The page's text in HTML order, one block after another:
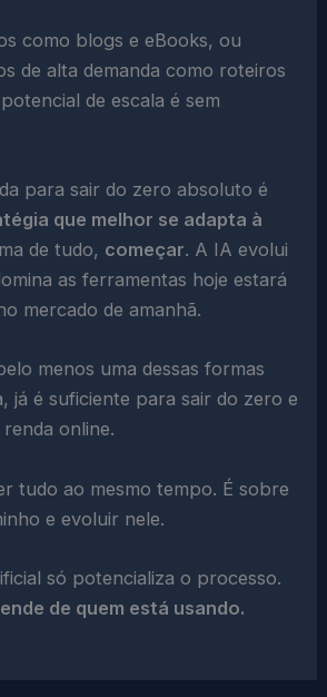
como blogs e eBooks, ou
de alta demanda como roteiros
de escala é sem
para sair do zero absoluto é
que melhor se adapta à
de tudo, começar. A IA evolui
as ferramentas hoje estará
mercado de amanhã.
menos uma dessas formas
já é suficiente para sair do zero e
online.
tudo ao mesmo tempo. É sobre
e evoluir nele.
só potencializa o processo.
de quem está usando.